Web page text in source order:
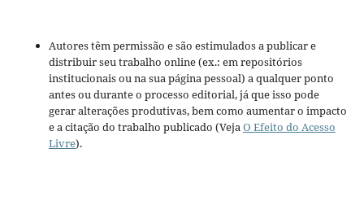
Autores têm permissão e são estimulados a publicar e
distribuir seu trabalho online (ex.: em repositórios
institucionais ou na sua página pessoal) a qualquer ponto
antes ou durante o processo editorial, já que isso pode
gerar alterações produtivas, bem como aumentar o impacto
e a citação do trabalho publicado (VejaO Efeito do Acesso
Livre).